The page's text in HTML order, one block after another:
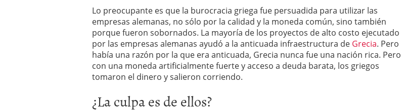
Lo preocupante es que la burocracia griega fue persuadida para utilizar las
empresas alemanas, no sólo por la calidad y la moneda común, sino también
porque fueron sobornados. La mayoría de los proyectos de alto costo ejecutado
por las empresas alemanas ayudó a la anticuada infraestructura de Grecia. Pero
había una razón por la que era anticuada, Grecia nunca fue una nación rica. Pero
con una moneda artificialmente fuerte y acceso a deuda barata, los griegos
tomaron el dinero y salieron corriendo.
¿La culpa es de ellos?